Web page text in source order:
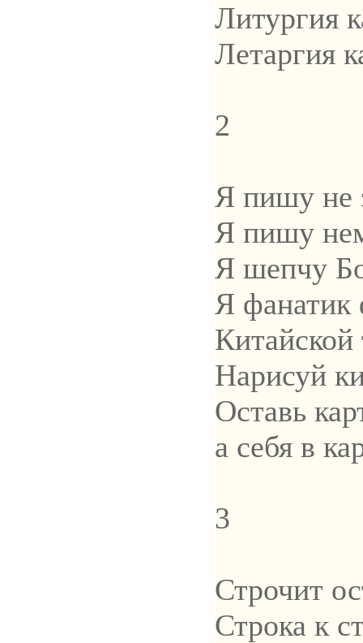
Литургия
Летаргия
2
Я пишу не
Я пишу
Я шепчу
Я фанатик
Нарисуй
Оставь
а себя в
3
Строчит
Строка к